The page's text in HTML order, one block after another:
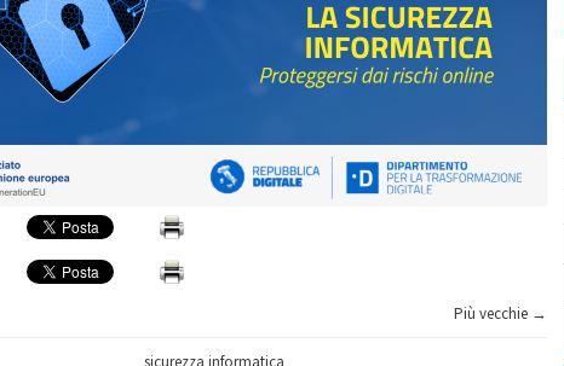
Più vecchie →
sicurezza informatica